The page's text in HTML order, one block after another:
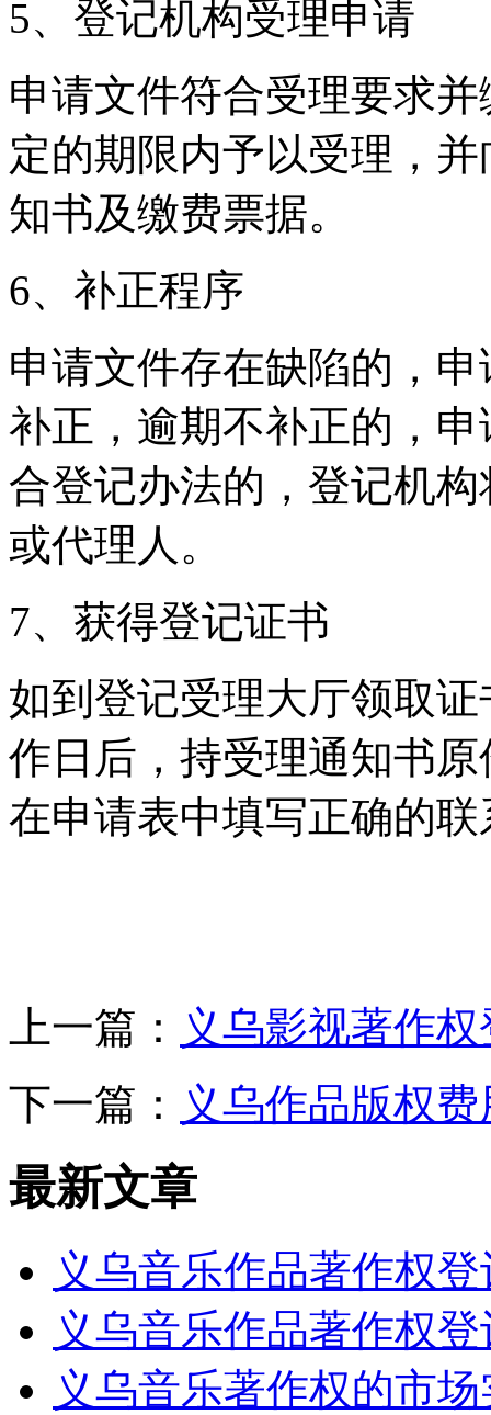
5、登记机构受理申请
申请文件符合受理要求
定的期限内予以受理，
知书及缴费票据。
6、补正程序
申请文件存在缺陷的，
补正，逾期不补正的，
合登记办法的，登记机
或代理人。
7、获得登记证书
如到登记受理大厅领取
作日后，持受理通知书
在申请表中填写正确的
上一篇： 义乌影视著作
下一篇： 义乌作品版权
最新文章
义乌音乐作品著作权
义乌音乐作品著作权
义乌音乐著作权的市